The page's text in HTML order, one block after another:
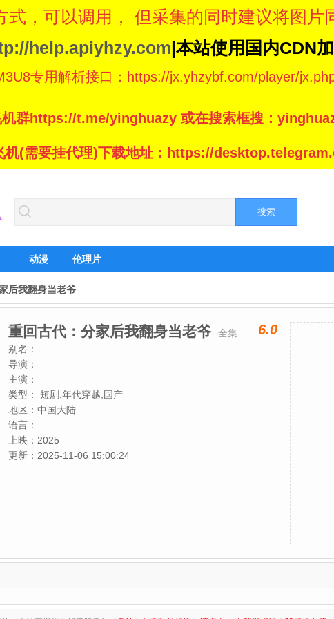
，可以调用， 但采集的同时建议将图片
help.apiyhzy.com|本站使用国内CDN
专用解析接口：https://jx.yhzybf.com/player/
机群https://t.me/yinghuazy 或在搜索框搜：
机(需要挂代理)下载地址：https://
动漫 伦理片
后我翻身当老爷
重回古代：分家后我翻身当老爷 全集 6.0
别名：
导演：
主演：
类型：
短剧,年代穿越,国产
地区： 中国大陆
语言：
上映： 2025
更新： 2025-11-06 15:00:24